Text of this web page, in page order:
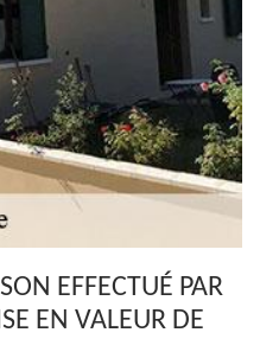
EFFECTUÉ PAR
EN VALEUR DE